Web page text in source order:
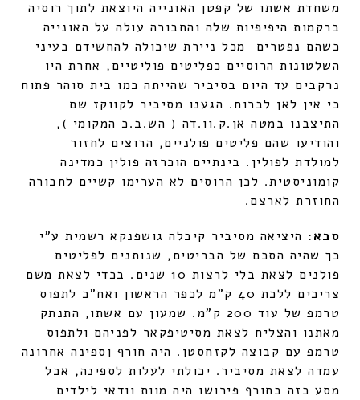
משחדת אשתו של קפטן האונייה היוצאת לתוך רוסיה
ברקמות היפיפיות שלה והחבורה עולה על האונייה
כשהם נפטרים מכל ניירת שיכולה להחשידם בעיני
השלטונות הרוסיים כפליטים פוליטיים, אחרת היו
נרקבים עד היום בסיביר שהייתה כמו בית סוהר פתוח
כי אין לאן לברוח. הגענו מסיביר לקווקז שם
התיצבנו במטה אן.ק.וו.דה ( הש.ב.כ המקומי ),
והודיעו שהם פליטים פולניים, הרוצים לחזור
למולדת לפולין. בינתיים הוכרזה פולין כמדינה
קומוניסטית. לכן הרוסים לא הערימו קשיים לחבורה
החוזרת לארצם.
סבא: היציאה מסיביר קיבלה גושפנקא רשמית ע"י
כך שהיה הסכם של הבריטים, שנותנים לפליטים
פולנים לצאת בלי לרצות 10 שנים. בכדי לצאת משם
צריכים ללכת 40 ק"מ לכפר הראשון ואח"כ לתפוס
טרמפ של עוד 200 ק"מ. שמעון עם אשתו, התנתק
מאתנו והצליח לצאת מסיטיפקאר לפניהם ולתפוס
טרמפ עם קבוצה לקזחסטן. היה חורף ןספינה אחרונה
עמדה לצאת מסיביר. יכולתי לעלות לספינה, אבל
מסע כזה בחורף פירושו היה מוות וודאי לילדים